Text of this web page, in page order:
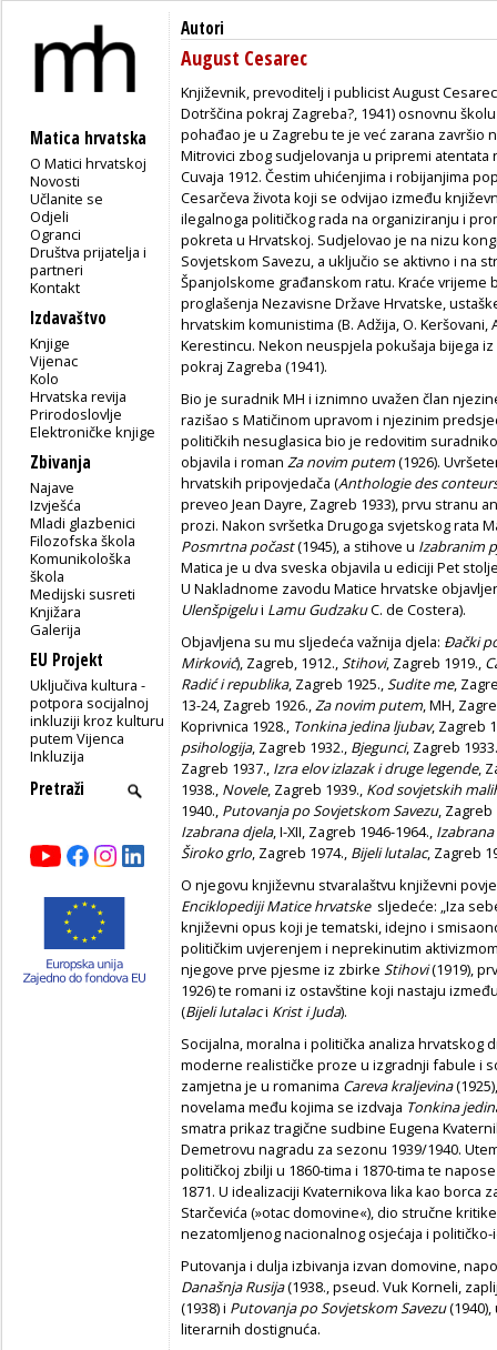
Matica hrvatska
O Matici hrvatskoj
Novosti
Učlanite se
Odjeli
Ogranci
Društva prijatelja i
partneri
Kontakt
Izdavaštvo
Knjige
Vijenac
Kolo
Hrvatska revija
Prirodoslovlje
Elektroničke knjige
Zbivanja
Najave
Izvješća
Mladi glazbenici
Filozofska škola
Komunikološka
škola
Medijski susreti
Knjižara
Galerija
EU Projekt
Uključiva kultura -
potpora socijalnoj
inkluziji kroz kulturu
putem Vijenca
Inkluzija
Autori
August Cesarec
Književnik, prevoditelj i publicist August
Dotrščina pokraj Zagreba?, 1941) osnovnu
pohađao je u Zagrebu te je već zarana završio
Mitrovici zbog sudjelovanja u pripremi atentata
Cuvaja 1912. Čestim uhićenjima i robijanjima
Cesarčeva života koji se odvijao između
ilegalnoga političkog rada na organiziranju i
pokreta u Hrvatskoj. Sudjelovao je na nizu
Sovjetskom Savezu, a uključio se aktivno i na
Španjolskome građanskom ratu. Kraće vrijeme
proglašenja Nezavisne Države Hrvatske,
hrvatskim komunistima (B. Adžija, O.
Kerestincu. Nekon neuspjela pokušaja bijega
pokraj Zagreba (1941).
Bio je suradnik MH i iznimno uvažen član
razišao s Matičinom upravom i njezinim
političkih nesuglasica bio je redovitim
objavila i roman Za novim putem(1926).
hrvatskih pripovjedača (Anthologie des
preveo Jean Dayre, Zagreb 1933), prvu stranu
prozi. Nakon svršetka Drugoga svjetskog rata
Posmrtna počast(1945), a stihove u Izabranim
Matica je u dva sveska objavila u ediciji Pet
U Nakladnome zavodu Matice hrvatske
Ulenšpigelui Lamu GudzakuC. de Costera).
Objavljena su mu sljedeća važnija djela: Đački
Mirković), Zagreb, 1912.,Stihovi, Zagreb 1919.,
Radić i republika, Zagreb 1925.,Sudite me,
13-24, Zagreb 1926.,Za novim putem, MH,
Koprivnica 1928., Tonkina jedina ljubav, Zagreb
psihologija, Zagreb 1932., Bjegunci, Zagreb
Zagreb 1937., Izra elov izlazak i druge legende,
1938., Novele, Zagreb 1939., Kod sovjetskih
1940., Putovanja po Sovjetskom Savezu, Zagreb
Izabrana djela, I-XII, Zagreb 1946-1964.,
Široko grlo, Zagreb 1974., Bijeli lutalac, Zagreb
O njegovu književnu stvaralaštvu književni
Enciklopediji Matice hrvatskesljedeće: „Iza
književni opus koji je tematski, idejno i
političkim uvjerenjem i neprekinutim
njegove prve pjesme iz zbirke Stihovi(1919),
1926) te romani iz ostavštine koji nastaju
(Bijeli lutalaci Krist i Juda).
Socijalna, moralna i politička analiza hrvatskog
moderne realističke proze u izgradnji fabule i
zamjetna je u romanima Careva kraljevina
novelama među kojima se izdvaja Tonkina
smatra prikaz tragične sudbine Eugena
Demetrovu nagradu za sezonu 1939/1940.
političkoj zbilji u 1860-tima i 1870-tima te
1871. U idealizaciji Kvaternikova lika kao borca
Starčevića (»otac domovine«), dio stručne
nezatomljenog nacionalnog osjećaja i
Putovanja i dulja izbivanja izvan domovine,
Današnja Rusija(1938., pseud. Vuk Korneli,
(1938) i Putovanja po Sovjetskom Savezu
literarnih dostignuća.